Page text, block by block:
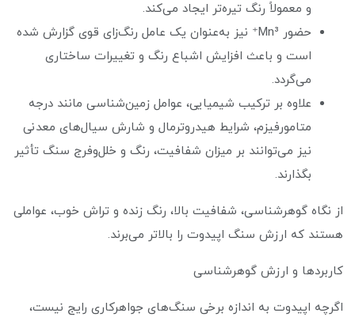
و معمولاً رنگ تیره‌تر ایجاد می‌کند.
حضور Mn³⁺ نیز به‌عنوان یک عامل رنگ‌زای قوی گزارش شده
است و باعث افزایش اشباع رنگ و تغییرات ساختاری
می‌گردد.
علاوه بر ترکیب شیمیایی، عوامل زمین‌شناسی مانند درجه
متامورفیزم، شرایط هیدروترمال و شارش سیال‌های معدنی
نیز می‌توانند بر میزان شفافیت، رنگ و خلل‌وفرج سنگ تأثیر
بگذارند.
از نگاه گوهرشناسی، شفافیت بالا، رنگ زنده و تراش خوب، عواملی
هستند که ارزش سنگ اپیدوت را بالاتر می‌برند.
کاربردها و ارزش گوهرشناسی
اگرچه اپیدوت به اندازه برخی سنگ‌های جواهرکاری رایج نیست،